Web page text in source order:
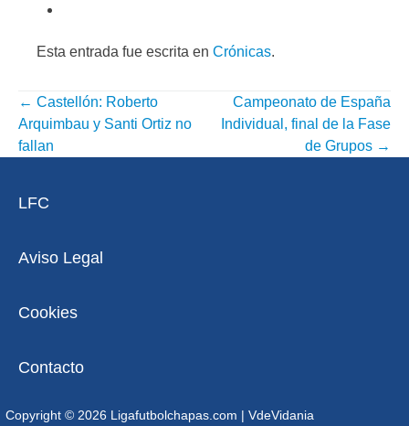
Esta entrada fue escrita en Crónicas.
NAVEGACIÓN
POR
← Castellón: Roberto
Arquimbau y Santi Ortiz no
fallan
Campeonato de España
Individual, final de la Fase
de Grupos →
LFC
Aviso Legal
Cookies
Contacto
Copyright © 2026 Ligafutbolchapas.com | VdeVidania